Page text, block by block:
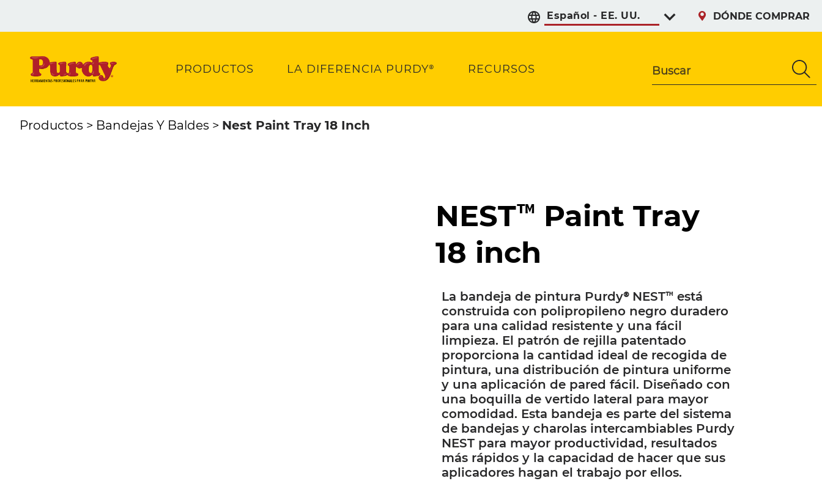
Select preferred
DÓNDE COMPRAR
PRODUCTOS LA DIFERENCIA PURDY® RECURSOS Buscar
Productos Bandejas Y Baldes Nest Paint Tray 18 Inch
NEST™ Paint Tray
18 inch
La bandeja de pintura Purdy® NEST™ está
construida con polipropileno negro duradero
para una calidad resistente y una fácil
limpieza. El patrón de rejilla patentado
proporciona la cantidad ideal de recogida de
pintura, una distribución de pintura uniforme
y una aplicación de pared fácil. Diseñado con
una boquilla de vertido lateral para mayor
comodidad. Esta bandeja es parte del sistema
de bandejas y charolas intercambiables Purdy
NEST para mayor productividad, resultados
más rápidos y la capacidad de hacer que sus
aplicadores hagan el trabajo por ellos.